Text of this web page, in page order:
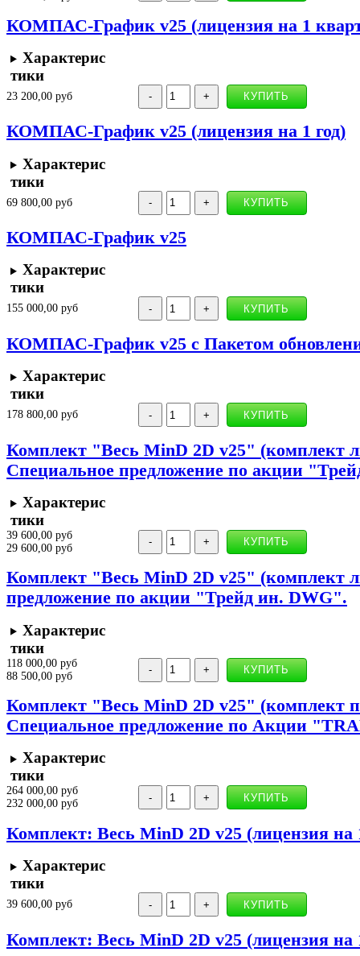
КОМПАС-График v25 (лицензия на 1
Характерис
тики
23 200,00 руб
КОМПАС-График v25 (лицензия на 1 год)
Характерис
тики
69 800,00 руб
КОМПАС-График v25
Характерис
тики
155 000,00 руб
КОМПАС-График v25 с Пакетом
Характерис
тики
178 800,00 руб
Комплект "Весь MinD 2D v25" (комплект
Специальное предложение по акции
Характерис
тики
39 600,00 руб
29 600,00 руб
Комплект "Весь MinD 2D v25" (комплект
предложение по акции "Трейд ин. DWG".
Характерис
тики
118 000,00 руб
88 500,00 руб
Комплект "Весь MinD 2D v25" (комплект
Специальное предложение по Акции
Характерис
тики
264 000,00 руб
232 000,00 руб
Комплект: Весь MinD 2D v25 (лицензия на
Характерис
тики
39 600,00 руб
Комплект: Весь MinD 2D v25 (лицензия на